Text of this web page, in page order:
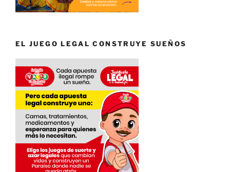
EL JUEGO LEGAL CONSTRUYE SUEÑOS